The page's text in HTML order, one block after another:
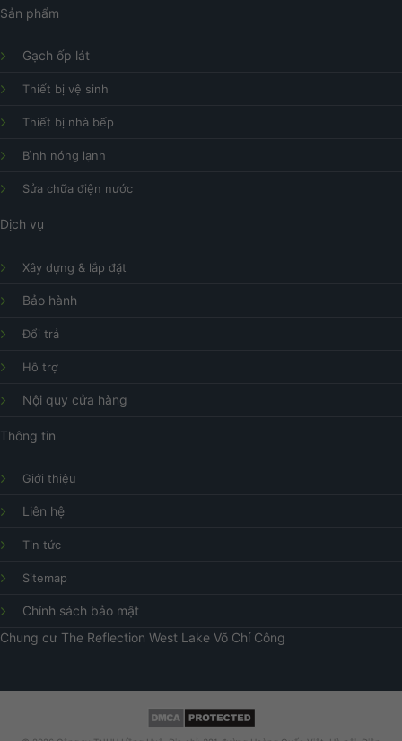
Sản phẩm
Gạch ốp lát
Thiết bị vệ sinh
Thiết bị nhà bếp
Bình nóng lạnh
Sửa chữa điện nước
Dịch vụ
Xây dựng & lắp đặt
Bảo hành
Đổi trả
Hỗ trợ
Nội quy cửa hàng
Thông tin
Giới thiệu
Liên hệ
Tin tức
Sitemap
Chính sách bảo mật
Chung cư The Reflection West Lake Võ Chí Công